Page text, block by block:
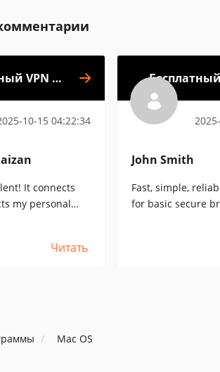
VPN от
10-15 04:22:34
It connects
my personal
Читать
John Smith
Fast, simple,
for basic secure
Mac OS